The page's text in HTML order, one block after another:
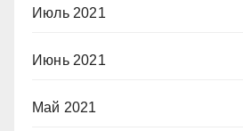
Июль 2021
Июнь 2021
Май 2021